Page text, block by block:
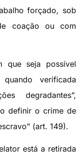
forçado, sob
coação ou com
que seja possível
verificada
degradantes”,
definir o crime de
(art. 149).
está a retirada